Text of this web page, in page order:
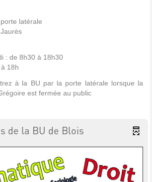
latérale
: de 8h30 à 18h30
18h
à la BU par la porte latérale lorsque la
est fermée au public
de la BU de Blois